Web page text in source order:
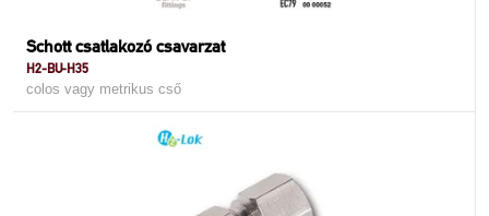
Schott csatlakozó csavarzat
H2-BU-H35
colos vagy metrikus cső